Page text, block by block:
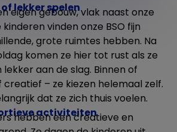
lekker spelen
eigen gebouw, vlak naast onze
vinden onze BSO fijn
grote ruimtes hebben. Na
komen ze hier tot rust als ze
aan de slag. Binnen of
– ze kiezen helemaal zelf.
dat ze zich thuis voelen.
activiteiten
hebben een creatieve en